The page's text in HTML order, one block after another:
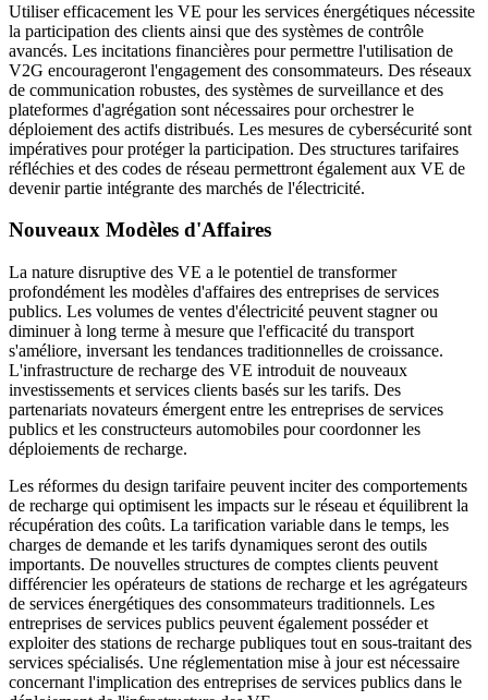
Utiliser efficacement les VE pour les services énergétiques nécessite
la participation des clients ainsi que des systèmes de contrôle
avancés. Les incitations financières pour permettre l'utilisation de
V2G encourageront l'engagement des consommateurs. Des réseaux
de communication robustes, des systèmes de surveillance et des
plateformes d'agrégation sont nécessaires pour orchestrer le
déploiement des actifs distribués. Les mesures de cybersécurité sont
impératives pour protéger la participation. Des structures tarifaires
réfléchies et des codes de réseau permettront également aux VE de
devenir partie intégrante des marchés de l'électricité.
Nouveaux Modèles d'Affaires
La nature disruptive des VE a le potentiel de transformer
profondément les modèles d'affaires des entreprises de services
publics. Les volumes de ventes d'électricité peuvent stagner ou
diminuer à long terme à mesure que l'efficacité du transport
s'améliore, inversant les tendances traditionnelles de croissance.
L'infrastructure de recharge des VE introduit de nouveaux
investissements et services clients basés sur les tarifs. Des
partenariats novateurs émergent entre les entreprises de services
publics et les constructeurs automobiles pour coordonner les
déploiements de recharge.
Les réformes du design tarifaire peuvent inciter des comportements
de recharge qui optimisent les impacts sur le réseau et équilibrent la
récupération des coûts. La tarification variable dans le temps, les
charges de demande et les tarifs dynamiques seront des outils
importants. De nouvelles structures de comptes clients peuvent
différencier les opérateurs de stations de recharge et les agrégateurs
de services énergétiques des consommateurs traditionnels. Les
entreprises de services publics peuvent également posséder et
exploiter des stations de recharge publiques tout en sous-traitant des
services spécialisés. Une réglementation mise à jour est nécessaire
concernant l'implication des entreprises de services publics dans le